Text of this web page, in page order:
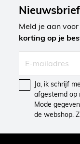
Nieuwsbrief
Meld je aan
korting op je
Ja, ik schrijf
afgestemd op
Mode
de webshop.